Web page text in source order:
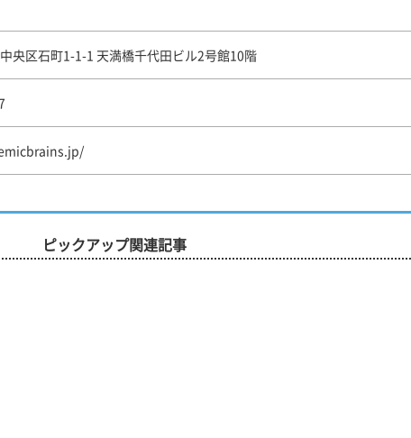
央区石町1-1-1 天満橋千代田ビル2号館10階
ピックアップ関連記事